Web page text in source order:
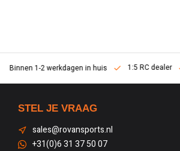
Binnen 1-2 werkdagen in huis 1:5 RC dealer
STEL JE VRAAG
sales@rovansports.nl
+31(0)6 31 37 50 07